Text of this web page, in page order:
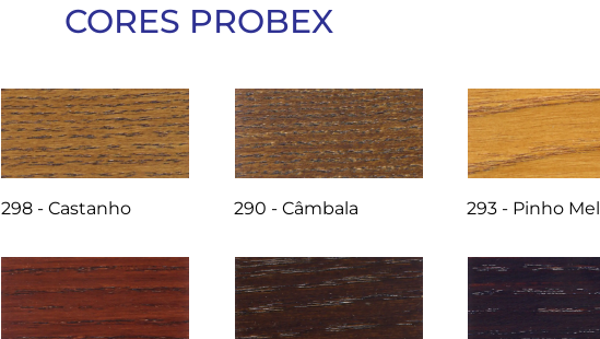
CORES PROBEX
298 - Castanho 290 - Câmbala 293 - Pinho Mel